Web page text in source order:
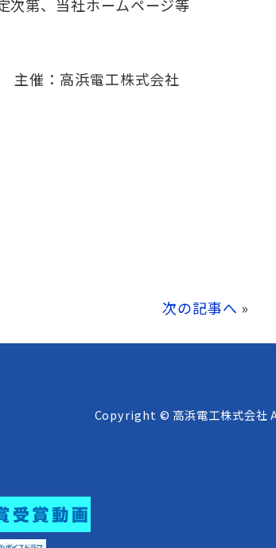
次第、当社ホームページ等
工株式会社
次の記事へ »
Copyright © 高浜電工株式会